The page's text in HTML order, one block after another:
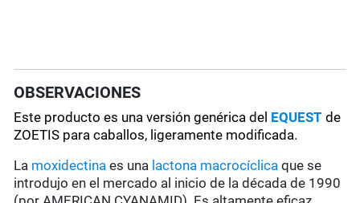
OBSERVACIONES
Este producto es una versión genérica del EQUEST de
ZOETIS para caballos, ligeramente modificada.
La moxidectina es una lactona macrocíclica que se
introdujo en el mercado al inicio de la década de 1990